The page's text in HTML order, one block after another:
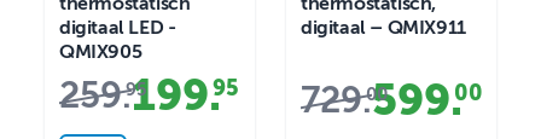
digitaal LED -
QMIX905
259.95
199.
95
digitaal – QMIX911
729.00
599.00